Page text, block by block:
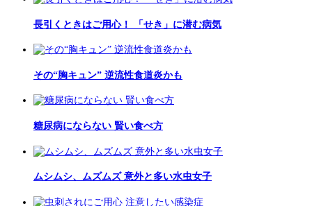
長引くときはご用心！ 「せき」に潜む病気
その“胸キュン” 逆流性食道炎かも
糖尿病にならない 賢い食べ方
ムシムシ、ムズムズ 意外と多い水虫女子